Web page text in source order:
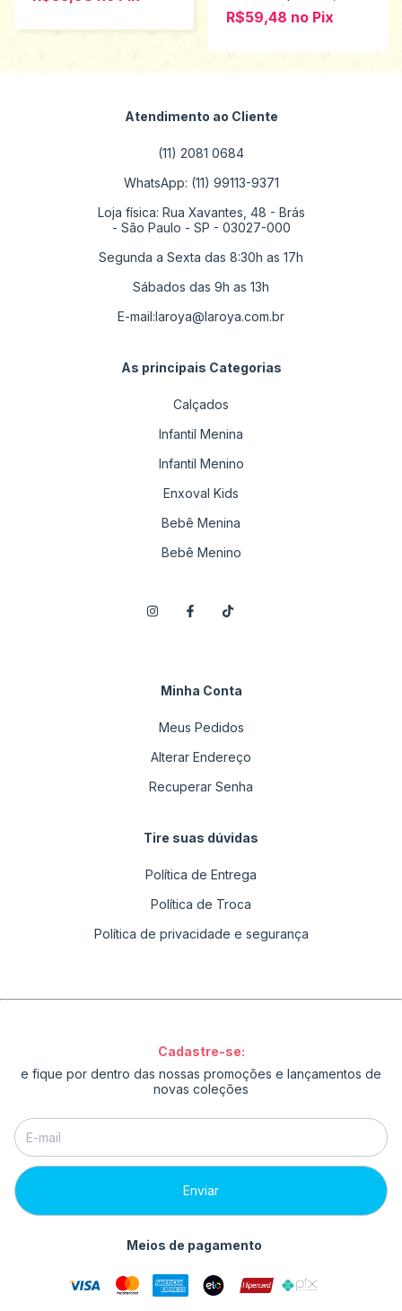
R$59,48 no Pix
Atendimento ao Cliente
(11) 2081 0684
WhatsApp: (11) 99113-9371
Loja física: Rua Xavantes, 48 - Brás
- São Paulo - SP - 03027-000
Segunda a Sexta das 8:30h as 17h
Sábados das 9h as 13h
E-mail:laroya@laroya.com.br
As principais Categorias
Calçados
Infantil Menina
Infantil Menino
Enxoval Kids
Bebê Menina
Bebê Menino
Minha Conta
Meus Pedidos
Alterar Endereço
Recuperar Senha
Tire suas dúvidas
Política de Entrega
Política de Troca
Política de privacidade e segurança
Cadastre-se:
e fique por dentro das nossas promoções e lançamentos de
novas coleções
Meios de pagamento